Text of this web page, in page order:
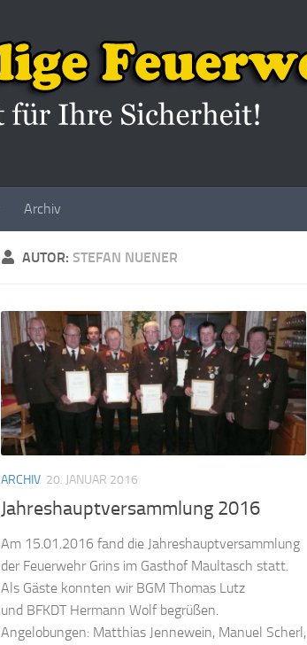
Archiv
AUTOR: STEFAN NUENER
ARCHIV 20. JANUAR 2016
Jahreshauptversammlung 2016
Am 15.01.2016 fand die Jahreshauptversammlung
der Feuerwehr Grins im Gasthof Maultasch statt.
Als Gäste konnten wir BGM Thomas Lutz
und BFKDT Hermann Wolf begrüßen.
Angelobungen: Matthias Jennewein, Manuel Scherl,